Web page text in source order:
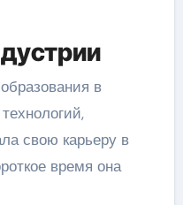
в
свою карьеру в
время она